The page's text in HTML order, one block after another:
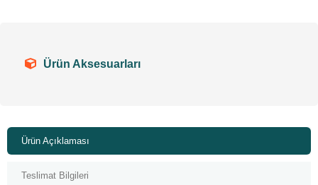
Ürün Aksesuarları
Ürün Açıklaması
Teslimat Bilgileri